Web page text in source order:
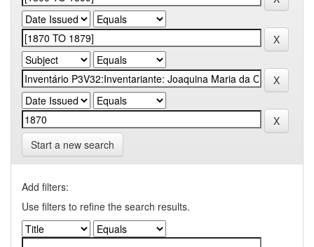
Start a new search
Add filters:
Use filters to refine the search results.